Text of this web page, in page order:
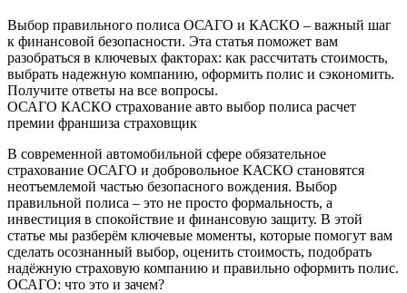
Выбор правильного полиса ОСАГО и КАСКО – важный шаг
к финансовой безопасности. Эта статья поможет вам
разобраться в ключевых факторах: как рассчитать стоимость,
выбрать надежную компанию, оформить полис и сэкономить.
Получите ответы на все вопросы.
ОСАГО КАСКО страхование авто выбор полиса расчет
премии франшиза страховщик
В современной автомобильной сфере обязательное
страхование ОСАГО и добровольное КАСКО становятся
неотъемлемой частью безопасного вождения. Выбор
правильной полиса – это не просто формальность, а
инвестиция в спокойствие и финансовую защиту. В этой
статье мы разберём ключевые моменты, которые помогут вам
сделать осознанный выбор, оценить стоимость, подобрать
надёжную страховую компанию и правильно оформить полис.
ОСАГО: что это и зачем?